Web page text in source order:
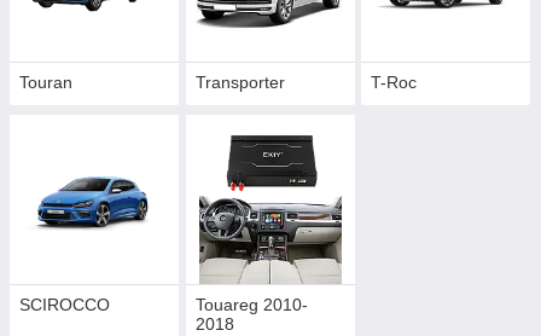
Touran Transporter T-Roc
SCIROCCO
Touareg 2010-
2018